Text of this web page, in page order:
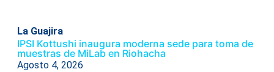
La Guajira
IPSI Kottushi inaugura moderna sede para toma de
muestras de MiLab en Riohacha
Agosto 4, 2026